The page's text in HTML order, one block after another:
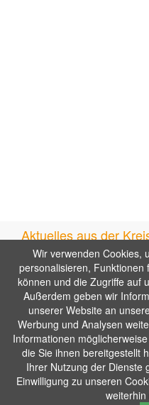
Aktuelles aus der
Hitzeschlacht mit
sich beim Kreispokal in
Ausflug JF Tamm in die
Engagement,
feiert Erfolge und
Nächste
19.09.2026
25.09.2026, 19:00–21:30
KreisjugendfeuerwehrLB
Wir verwenden Cookies,
personalisieren, Funktionen
können und die Zugriffe auf
Außerdem geben wir
unserer Website an
Werbung und Analysen
Informationen
die Sie ihnen bereitgestellt
Ihrer Nutzung der Dienste
Einwilligung zu unseren
weiterhin